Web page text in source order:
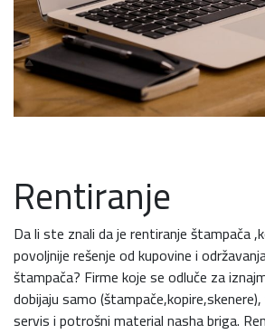
Rentiranje
Da li ste znali da je rentiranje štampača
povoljnije rešenje od kupovine i
štampača? Firme koje se odluče za
dobijaju samo
servis i potrošni material nasha briga.